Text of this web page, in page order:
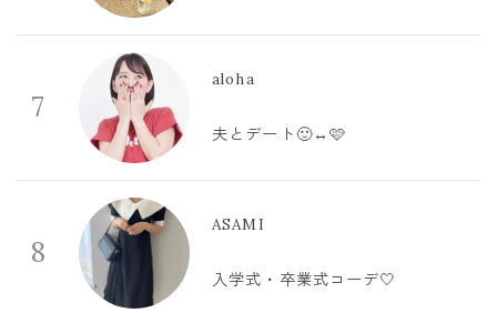
7
aloha
夫とデート🙂‍↔️🩷
8
ASAMI
入学式・卒業式コーデ🤍